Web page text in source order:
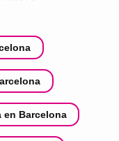
en Barcelona